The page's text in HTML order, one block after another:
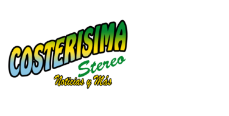
contenido